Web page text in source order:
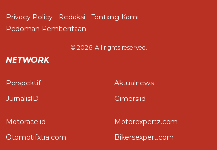
Privacy Policy Redaksi
Tentang Kami
Pedoman Pemberitaan
© 2026. All rights reserved.
NETWORK
Perspektif
JurnalisID
Aktualnews
Gimers.id
Motorace.id
Otomotifxtra.com
Motorexpertz.com
Bikersexpert.com